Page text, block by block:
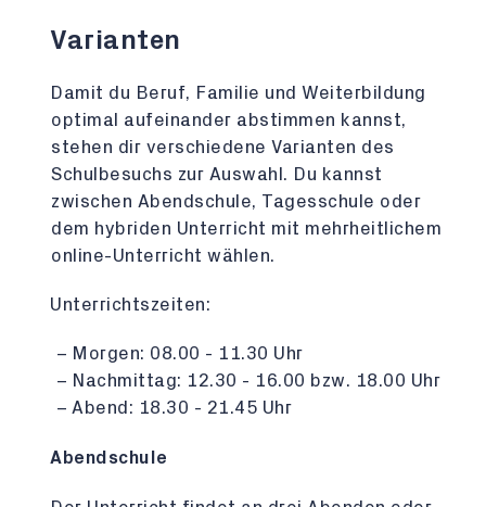
Varianten
Damit du Beruf, Familie und Weiterbildung
optimal aufeinander abstimmen kannst,
stehen dir verschiedene Varianten des
Schulbesuchs zur Auswahl. Du kannst
zwischen Abendschule, Tagesschule oder
dem hybriden Unterricht mit mehrheitlichem
online-Unterricht wählen.
Unterrichtszeiten:
Morgen: 08.00 - 11.30 Uhr
Nachmittag: 12.30 - 16.00 bzw. 18.00 Uhr
Abend: 18.30 - 21.45 Uhr
Abendschule